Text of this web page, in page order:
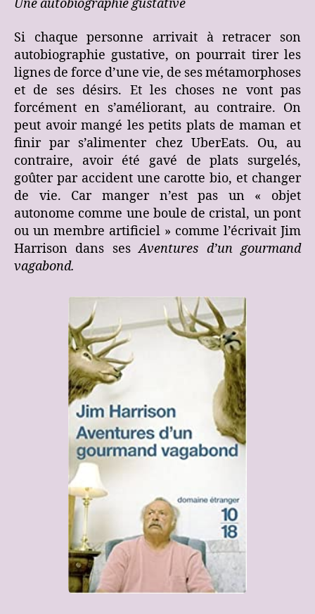
Une autobiographie gustative
Si chaque personne arrivait à retracer son
autobiographie gustative, on pourrait tirer les
lignes de force d’une vie, de ses métamorphoses
et de ses désirs. Et les choses ne vont pas
forcément en s’améliorant, au contraire. On
peut avoir mangé les petits plats de maman et
finir par s’alimenter chez UberEats. Ou, au
contraire, avoir été gavé de plats surgelés,
goûter par accident une carotte bio, et changer
de vie. Car manger n’est pas un « objet
autonome comme une boule de cristal, un pont
ou un membre artificiel » comme l’écrivait Jim
Harrison dans sesAventures d’un gourmand
vagabond.